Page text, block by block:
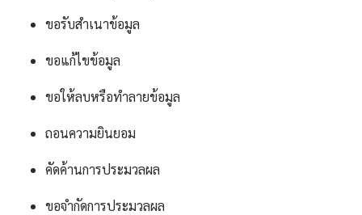
ขอรับสำเนาข้อมูล
ขอแก้ไขข้อมูล
ขอให้ลบหรือทำลายข้อมูล
ถอนความยินยอม
คัดค้านการประมวลผล
ขอจำกัดการประมวลผล